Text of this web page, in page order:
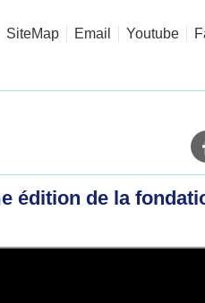
SiteMap
Email Youtube
édition de la